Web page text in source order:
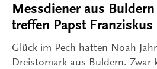
Messdiener aus
treffen Papst Franziskus
Glück im Pech hatten Noah
Dreistomark aus Buldern. Zwar